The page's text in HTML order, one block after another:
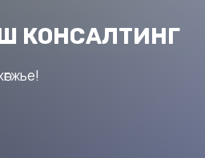
КОНСАЛТИНГ